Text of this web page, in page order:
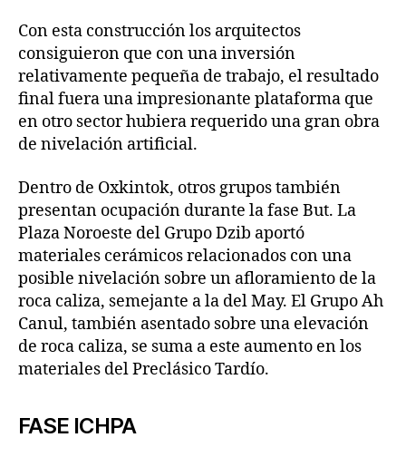
Con esta construcción los arquitectos
consiguieron que con una inversión
relativamente pequeña de trabajo, el resultado
final fuera una impresionante plataforma que
en otro sector hubiera requerido una gran obra
de nivelación artificial.
Dentro de Oxkintok, otros grupos también
presentan ocupación durante la fase But. La
Plaza Noroeste del Grupo Dzib aportó
materiales cerámicos relacionados con una
posible nivelación sobre un afloramiento de la
roca caliza, semejante a la del May. El Grupo Ah
Canul, también asentado sobre una elevación
de roca caliza, se suma a este aumento en los
materiales del Preclásico Tardío.
FASE ICHPA